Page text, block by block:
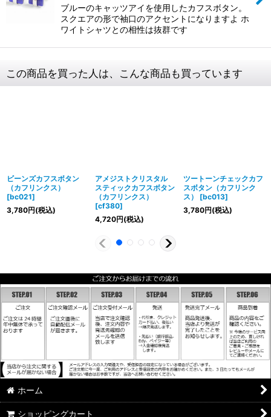
ブルーのキャッツアイを使用したカフスボタン。
スクエアの形で袖口のアクセントになりますよ ホ
ワイトシャツとの相性は抜群です
この商品を買った人は、こんな商品も買っています
ビーンズカフスボタン
（カフリンクス）
[bc021]
3,780円(税込)
アメジストクリスタル
スティックカフスボタン
（カフリンクス）
[cf380]
4,720円(税込)
ツートーンチェックカフ
スボタン（カフリンク
ス）
[bc013]
3,780円(税込)
ホーム
ショッピングカート